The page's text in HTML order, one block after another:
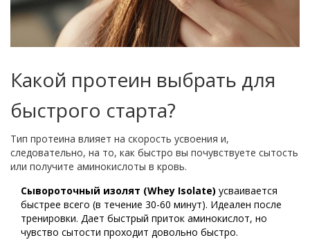
Какой протеин выбрать для
быстрого старта?
Тип протеина влияет на скорость усвоения и,
следовательно, на то, как быстро вы почувствуете сытость
или получите аминокислоты в кровь.
Сывороточный изолят (Whey Isolate) усваивается
быстрее всего (в течение 30-60 минут). Идеален после
тренировки. Дает быстрый приток аминокислот, но
чувство сытости проходит довольно быстро.